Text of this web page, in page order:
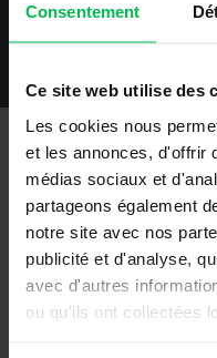
Consentement
Ce site web utilise des
Les cookies nous
et les annonces, d'offrir
médias sociaux et
partageons également
notre site avec nos
publicité et d'analyse,
avec d'autres
ou qu'ils ont collectées
Moyens et supports
Mise à disposition
(planning, liste des
espace partagé